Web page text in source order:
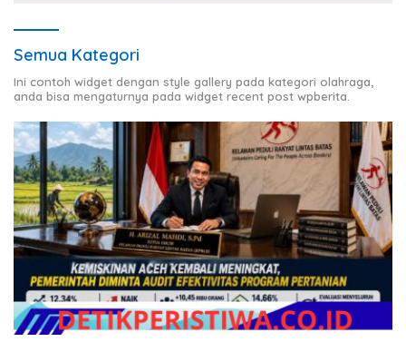
Semua Kategori
Ini contoh widget dengan style gallery pada kategori olahraga,
anda bisa mengaturnya pada widget recent post wpberita.